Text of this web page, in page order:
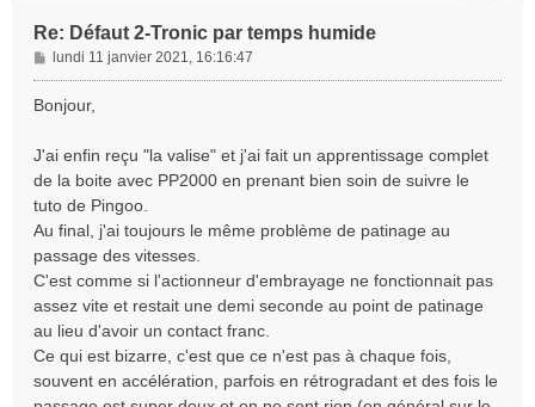
Re: Défaut 2-Tronic par temps humide
M
e
s
g
e
lundi 11 janvier 2021, 16:16:47
Bonjour,
J'ai enfin reçu "la valise" et j'ai fait un apprentissage complet
de la boite avec PP2000 en prenant bien soin de suivre le
tuto de Pingoo.
Au final, j'ai toujours le même problème de patinage au
passage des vitesses.
C'est comme si l'actionneur d'embrayage ne fonctionnait pas
assez vite et restait une demi seconde au point de patinage
au lieu d'avoir un contact franc.
Ce qui est bizarre, c'est que ce n'est pas à chaque fois,
souvent en accélération, parfois en rétrogradant et des fois le